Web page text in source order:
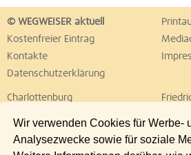
Wir verwenden Cookies für Werbe-
Analysezwecke sowie für soziale
© WEGWEISER aktuell
Kostenfreier Eintrag
Kontakte
Datenschutzerklärung
Charlottenburg
Lichtenberg